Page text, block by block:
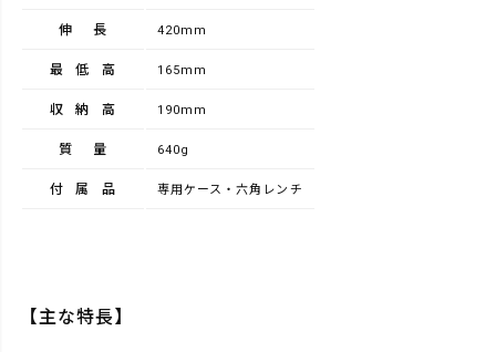
伸長 420mm
最低高 165mm
収納高 190mm
質量 640g
付属品 専用ケース・六角レンチ
【主な特長】